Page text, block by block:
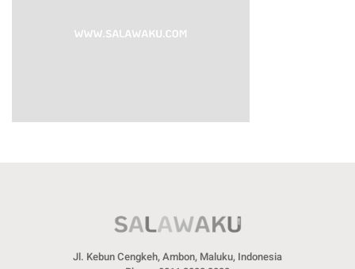
Jl. Kebun Cengkeh, Ambon, Maluku, Indonesia